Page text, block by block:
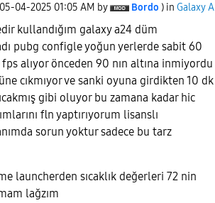
‎05-04-2025 01:05 AM by Bordo ) in Galaxy A
kullandığım galaxy a24 düm
pubg configle yoğun yerlerde sabit 60
alıyor önceden 90 nın altına inmiyordu
cıkmıyor ve sanki oyuna girdikten 10 dk
gibi oluyor bu zamana kadar hic
fln yaptırıyorum lisanslı
sorun yoktur sadece bu tarz
launcherden sıcaklık değerleri 72 nin
lağzım